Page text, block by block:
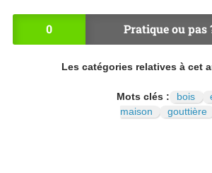
0 Pratique ou pas
Les catégories relatives à cet
Mots clés : bois
maison
gouttière